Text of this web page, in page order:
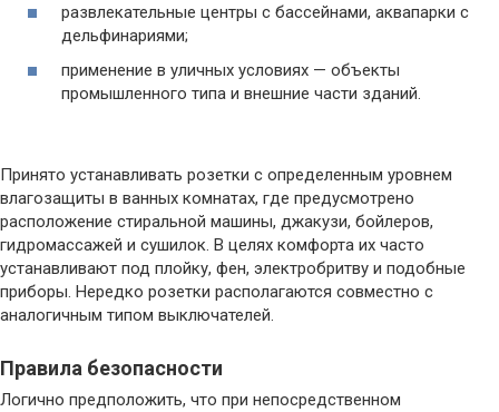
развлекательные центры с бассейнами, аквапарки с
дельфинариями;
применение в уличных условиях — объекты
промышленного типа и внешние части зданий.
Принято устанавливать розетки с определенным уровнем
влагозащиты в ванных комнатах, где предусмотрено
расположение стиральной машины, джакузи, бойлеров,
гидромассажей и сушилок. В целях комфорта их часто
устанавливают под плойку, фен, электробритву и подобные
приборы. Нередко розетки располагаются совместно с
аналогичным типом выключателей.
Правила безопасности
Логично предположить, что при непосредственном